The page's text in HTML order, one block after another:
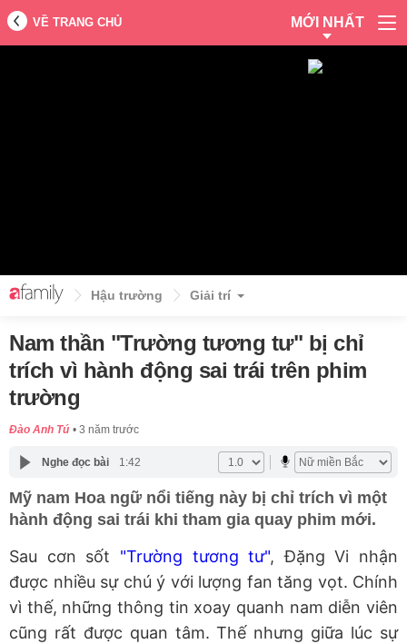
VỀ TRANG CHỦ MỚI NHẤT
Hậu trường Giải trí
Nam thần "Trường tương tư" bị chỉ
trích vì hành động sai trái trên phim
trường
Đào Anh Tú 3 năm trước
Nghe đọc bài 1:42
Mỹ nam Hoa ngữ nổi tiếng này bị chỉ trích vì một
hành động sai trái khi tham gia quay phim mới.
Sau cơn sốt "Trường tương tư", Đặng Vi nhận
được nhiều sự chú ý với lượng fan tăng vọt. Chính
vì thế, những thông tin xoay quanh nam diễn viên
cũng rất được quan tâm. Thế nhưng giữa lúc sự